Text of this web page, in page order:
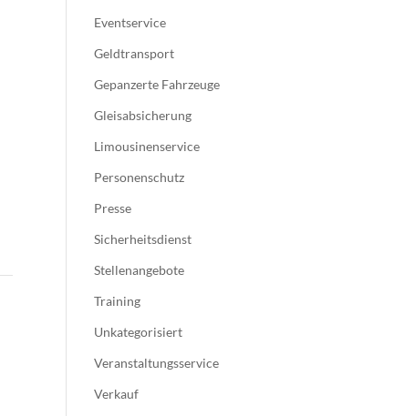
Eventservice
Geldtransport
Gepanzerte Fahrzeuge
Gleisabsicherung
Limousinenservice
Personenschutz
Presse
Sicherheitsdienst
Stellenangebote
Training
Unkategorisiert
Veranstaltungsservice
Verkauf